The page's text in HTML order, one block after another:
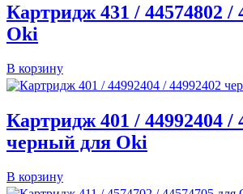
Картридж 431 / 44574802 /
Oki
В корзину
Картридж 401 / 44992404 /
черный для Oki
В корзину